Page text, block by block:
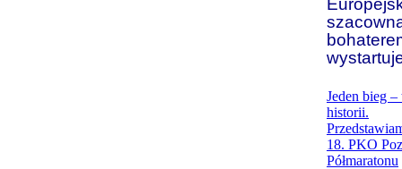
Jeden bieg –
historii.
18. PKO
Półmaratonu